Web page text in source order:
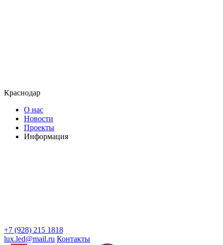
Краснодар
О нас
Новости
Проекты
Информация
+7 (928) 215 1818
lux.led@mail.ru Контакты